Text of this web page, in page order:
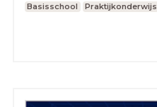
Basisschool
Praktijkonderwijs